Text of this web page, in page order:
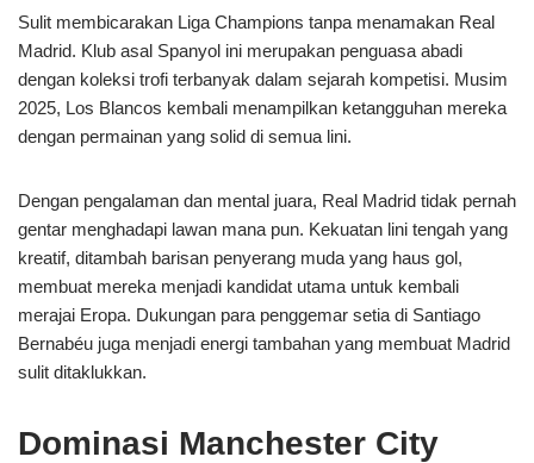
Sulit membicarakan Liga Champions tanpa menamakan Real
Madrid. Klub asal Spanyol ini merupakan penguasa abadi
dengan koleksi trofi terbanyak dalam sejarah kompetisi. Musim
2025, Los Blancos kembali menampilkan ketangguhan mereka
dengan permainan yang solid di semua lini.
Dengan pengalaman dan mental juara, Real Madrid tidak pernah
gentar menghadapi lawan mana pun. Kekuatan lini tengah yang
kreatif, ditambah barisan penyerang muda yang haus gol,
membuat mereka menjadi kandidat utama untuk kembali
merajai Eropa. Dukungan para penggemar setia di Santiago
Bernabéu juga menjadi energi tambahan yang membuat Madrid
sulit ditaklukkan.
Dominasi Manchester City